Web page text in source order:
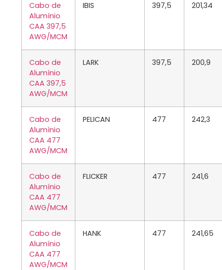
Cabo de
Alumínio
CAA 397,5
AWG/MCM
IBIS 397,5 201,34
Cabo de
Alumínio
CAA 397,5
AWG/MCM
LARK 397,5 200,9
Cabo de
Alumínio
CAA 477
AWG/MCM
PELICAN 477 242,3
Cabo de
Alumínio
CAA 477
AWG/MCM
FLICKER 477 241,6
Cabo de
Alumínio
CAA 477
AWG/MCM
HANK 477 241,65